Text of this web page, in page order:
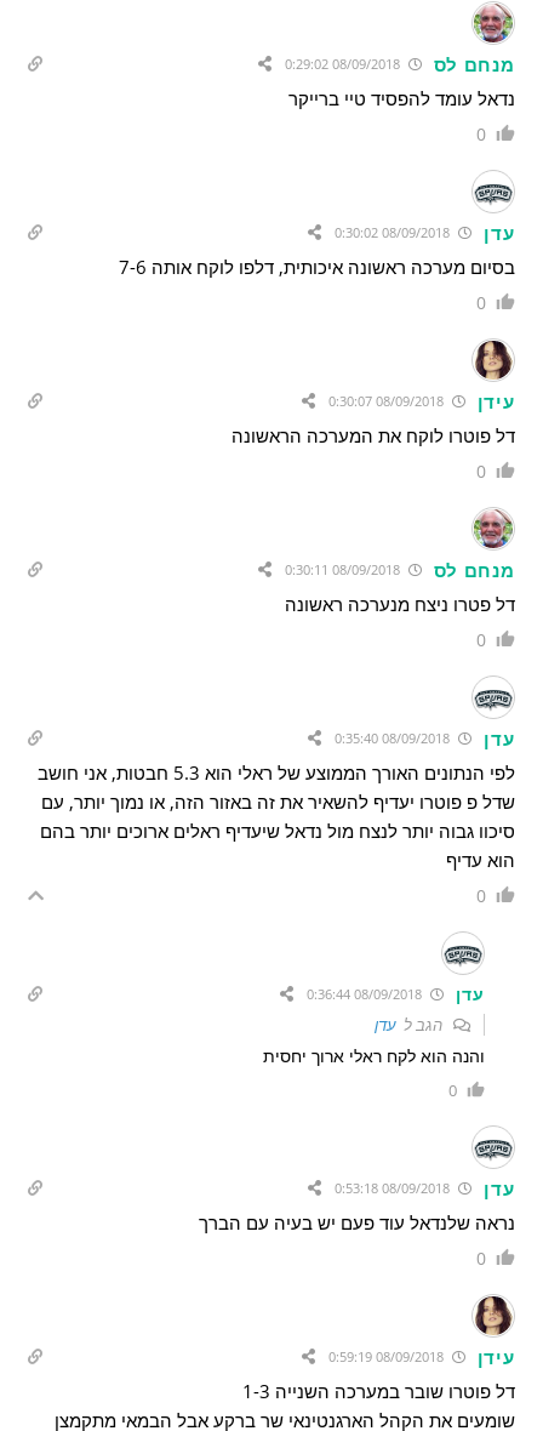
מנחם לס 08/09/2018 0:29:02
נדאל עומד להפסיד טיי ברייקר
0
עדן
בסיום מערכה ראשונה איכותית, דלפו לוקח אותה 7-6
0
עידן 08/09/2018 0:30:07
דל פוטרו לוקח את המערכה הראשונה
0
מנחם לס 08/09/2018 0:30:11
דל פטרו ניצח מנערכה ראשונה
0
עדן
לפי הנתונים האורך הממוצע של ראלי הוא 5.3 חבטות, אני חושב
שדל פ פוטרו יעדיף להשאיר את זה באזור הזה, או נמוך יותר, עם
סיכוו גבוה יותר לנצח מול נדאל שיעדיף ראלים ארוכים יותר בהם
הוא עדיף
0
עדן
הגב לעדן
והנה הוא לקח ראלי ארוך יחסית
0
עדן
נראה שלנדאל עוד פעם יש בעיה עם הברך
0
עידן 08/09/2018 0:59:19
דל פוטרו שובר במערכה השנייה 1-3
שומעים את הקהל הארגנטינאי שר ברקע אבל הבמאי מתקמצן